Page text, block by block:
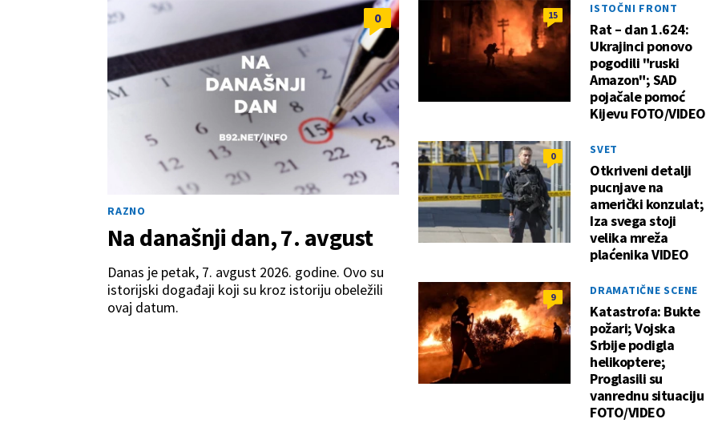
0
RAZNO
Na današnji dan, 7. avgust
Danas je petak, 7. avgust 2026. godine. Ovo su
istorijski događaji koji su kroz istoriju obeležili
ovaj datum.
15 ISTOČNI FRONT
Rat – dan 1.624:
Ukrajinci ponovo
pogodili "ruski
Amazon"; SAD
pojačale pomoć
Kijevu FOTO/VIDEO
0 SVET
Otkriveni detalji
pucnjave na
američki konzulat;
Iza svega stoji
velika mreža
plaćenika VIDEO
9 DRAMATIČNE SCENE
Katastrofa: Bukte
požari; Vojska
Srbije podigla
helikoptere;
Proglasili su
vanrednu situaciju
FOTO/VIDEO